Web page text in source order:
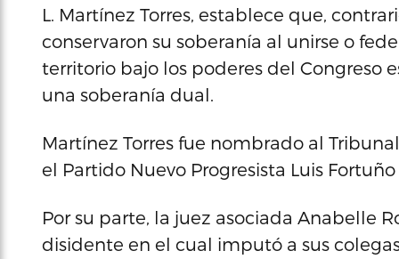
L. Martínez Torres, establece que,
conservaron su soberanía al unirse o
territorio bajo los poderes del
una soberanía dual.
Martínez Torres fue nombrado al
el Partido Nuevo Progresista Luis
Por su parte, la juez asociada Anabelle
disidente en el cual imputó a sus